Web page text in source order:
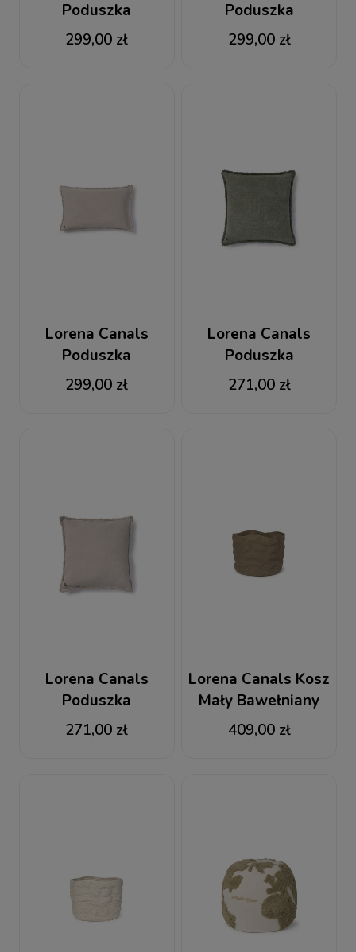
Poduszka
Bawełniana
Prostokątna
299,00 zł
Poduszka
Bawełniana
Prostokątna
299,00 zł
Lorena Canals
Poduszka
Bawełniana
Prostokątna
299,00 zł
Lorena Canals
Poduszka
Bawełniana
Kwardatowa
271,00 zł
Lorena Canals
Poduszka
Bawełniana
kwadratowa
271,00 zł
Lorena Canals Kosz
Mały Bawełniany
Stonewashed Wide
Soil Brown
409,00 zł